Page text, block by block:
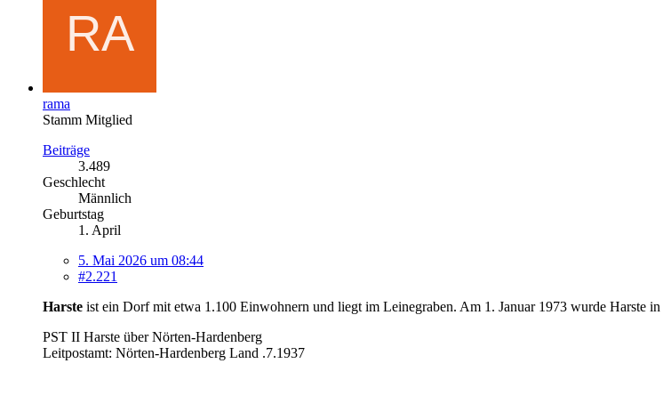
rama
Stamm Mitglied
Beiträge
3.489
Geschlecht
Männlich
Geburtstag
1. April
5. Mai 2026 um 08:44
#2.221
Harste ist ein Dorf mit etwa 1.100 Einwohnern und liegt im Leinegraben. Am 1. Januar 1973 wurde Harste
PST II Harste über Nörten-Hardenberg
Leitpostamt: Nörten-Hardenberg Land .7.1937